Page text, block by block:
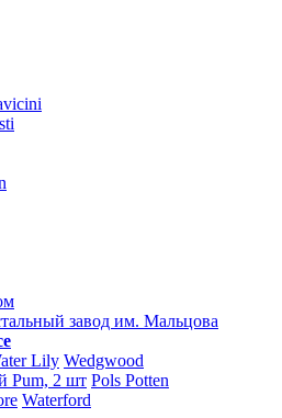
завод им. Мальцова
Lily Wedgwood
Pum, 2 шт Pols Potten
Waterford